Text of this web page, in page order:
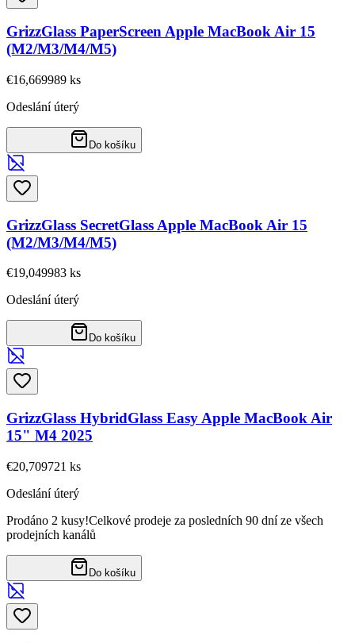
GrizzGlass PaperScreen Apple MacBook Air 15
(M2/M3/M4/M5)
€16,669989 ks
Odeslání úterý
Do košíku
GrizzGlass SecretGlass Apple MacBook Air 15
(M2/M3/M4/M5)
€19,049983 ks
Odeslání úterý
Do košíku
GrizzGlass HybridGlass Easy Apple MacBook Air
15" M4 2025
€20,709721 ks
Odeslání úterý
Prodáno 2 kusy!Celkové prodeje za posledních 90 dní ze všech
prodejních kanálů
Do košíku